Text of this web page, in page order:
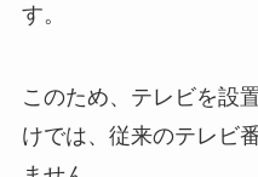
す。
このため、テレビを設
けでは、従来のテレビ